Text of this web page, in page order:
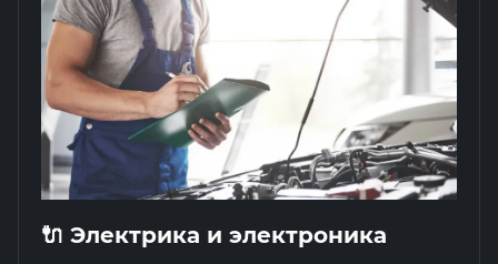
🔌 Электрика и электроника